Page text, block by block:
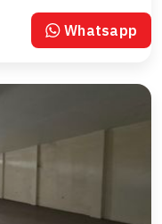
Whatsapp